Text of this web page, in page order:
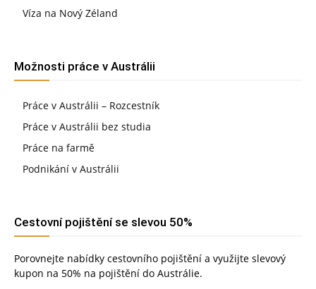
Víza na Nový Zéland
Možnosti práce v Austrálii
Práce v Austrálii – Rozcestník
Práce v Austrálii bez studia
Práce na farmě
Podnikání v Austrálii
Cestovní pojištění se slevou 50%
Porovnejte nabídky cestovního pojištění a využijte slevový
kupon na 50% na pojištění do Austrálie.